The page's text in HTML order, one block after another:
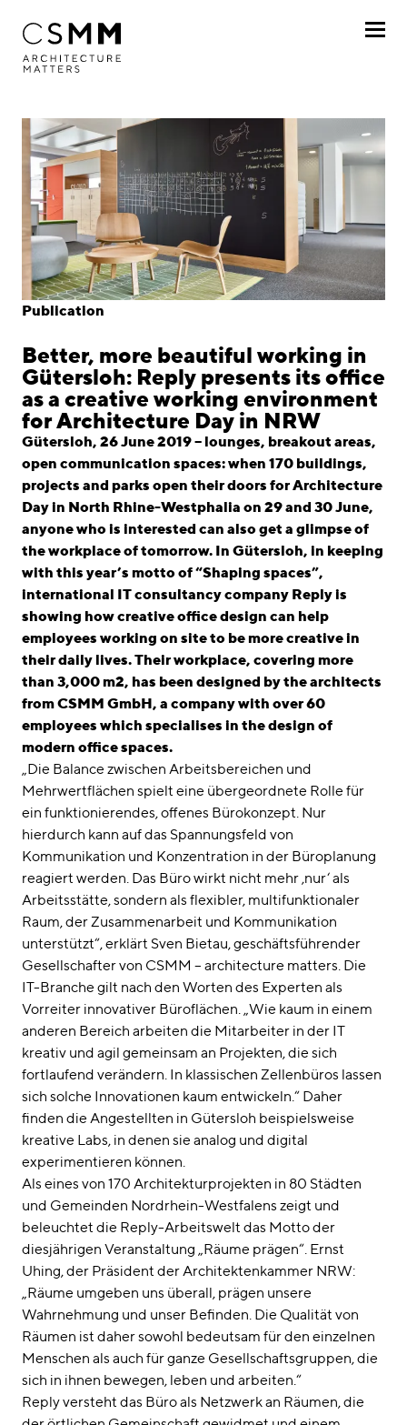
Profile
Services
Projects
Journal
Awards
Locations
linkedininstagram
English
Imprint
Data Privacy
Publication
Better, more beautiful working in
Gütersloh: Reply presents its office
as a creative working environment
for Architecture Day in NRW
Gütersloh, 26 June 2019 – lounges, breakout areas,
open communication spaces: when 170 buildings,
projects and parks open their doors for Architecture
Day in North Rhine-Westphalia on 29 and 30 June,
anyone who is interested can also get a glimpse of
the workplace of tomorrow. In Gütersloh, in keeping
with this year’s motto of “Shaping spaces”,
international IT consultancy company Reply is
showing how creative office design can help
employees working on site to be more creative in
their daily lives. Their workplace, covering more
than 3,000 m2, has been designed by the architects
from CSMM GmbH, a company with over 60
employees which specialises in the design of
modern office spaces.
„Die Balance zwischen Arbeitsbereichen und
Mehrwertflächen spielt eine übergeordnete Rolle für
ein funktionierendes, offenes Bürokonzept. Nur
hierdurch kann auf das Spannungsfeld von
Kommunikation und Konzentration in der Büroplanung
reagiert werden. Das Büro wirkt nicht mehr ‚nur‘ als
Arbeitsstätte, sondern als flexibler, multifunktionaler
Raum, der Zusammenarbeit und Kommunikation
unterstützt“, erklärt Sven Bietau, geschäftsführender
Gesellschafter von CSMM – architecture matters. Die
IT-Branche gilt nach den Worten des Experten als
Vorreiter innovativer Büroflächen. „Wie kaum in einem
anderen Bereich arbeiten die Mitarbeiter in der IT
kreativ und agil gemeinsam an Projekten, die sich
fortlaufend verändern. In klassischen Zellenbüros lassen
sich solche Innovationen kaum entwickeln.“ Daher
finden die Angestellten in Gütersloh beispielsweise
kreative Labs, in denen sie analog und digital
experimentieren können.
Als eines von 170 Architekturprojekten in 80 Städten
und Gemeinden Nordrhein-Westfalens zeigt und
beleuchtet die Reply-Arbeitswelt das Motto der
diesjährigen Veranstaltung „Räume prägen“. Ernst
Uhing, der Präsident der Architektenkammer NRW:
„Räume umgeben uns überall, prägen unsere
Wahrnehmung und unser Befinden. Die Qualität von
Räumen ist daher sowohl bedeutsam für den einzelnen
Menschen als auch für ganze Gesellschaftsgruppen, die
sich in ihnen bewegen, leben und arbeiten.“
Reply versteht das Büro als Netzwerk an Räumen, die